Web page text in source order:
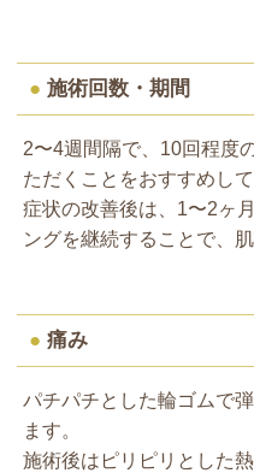
● 施術回数・期間
2〜4週間隔で、10回程度
ただくことをおすすめして
症状の改善後は、1〜2ヶ
ングを継続することで、
● 痛み
パチパチとした輪ゴムで
ます。
施術後はピリピリとした